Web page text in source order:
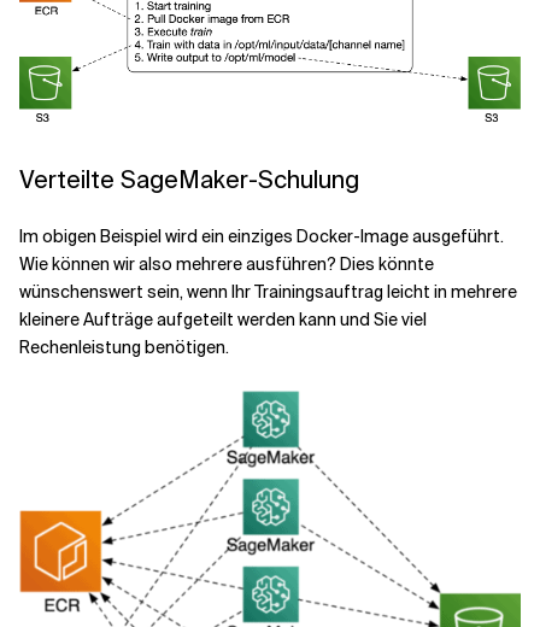
Verteilte SageMaker-Schulung
Im obigen Beispiel wird ein einziges Docker-Image ausgeführt.
Wie können wir also mehrere ausführen? Dies könnte
wünschenswert sein, wenn Ihr Trainingsauftrag leicht in mehrere
kleinere Aufträge aufgeteilt werden kann und Sie viel
Rechenleistung benötigen.